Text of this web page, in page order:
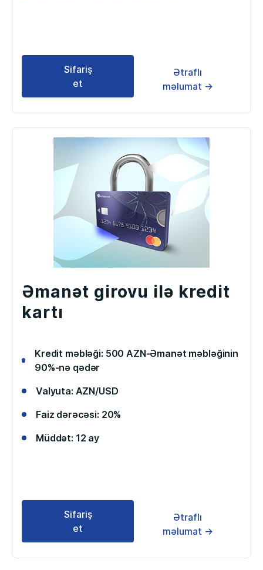
Sifariş
et
Ətraflı
məlumat →
Əmanət girovu ilə kredit
kartı
Kredit məbləği: 500 AZN-Əmanət məbləğinin
90%-nə qədər
Valyuta: AZN/USD
Faiz dərəcəsi: 20%
Müddət: 12 ay
Sifariş
et
Ətraflı
məlumat →